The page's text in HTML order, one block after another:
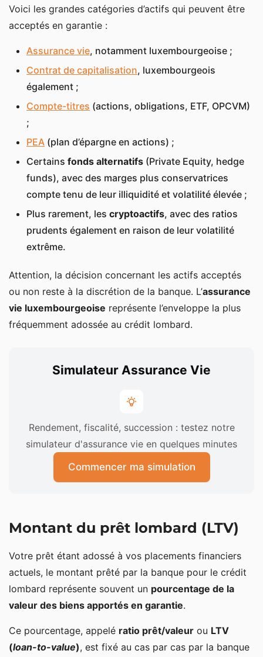
Voici les grandes catégories d’actifs qui peuvent être
acceptés en garantie :
Assurance vie, notamment luxembourgeoise ;
Contrat de capitalisation, luxembourgeois
également ;
Compte-titres (actions, obligations, ETF, OPCVM)
;
PEA (plan d’épargne en actions) ;
Certains fonds alternatifs (Private Equity, hedge
funds), avec des marges plus conservatrices
compte tenu de leur illiquidité et volatilité élevée ;
Plus rarement, les cryptoactifs, avec des ratios
prudents également en raison de leur volatilité
extrême.
Attention, la décision concernant les actifs acceptés
ou non reste à la discrétion de la banque. L’assurance
vie luxembourgeoise représente l’enveloppe la plus
fréquemment adossée au crédit lombard.
Simulateur Assurance Vie
Rendement, fiscalité, succession : testez notre
simulateur d'assurance vie en quelques minutes
Commencer ma simulation
Montant du prêt lombard (LTV)
Votre prêt étant adossé à vos placements financiers
actuels, le montant prêté par la banque pour le crédit
lombard représente souvent un pourcentage de la
valeur des biens apportés en garantie.
Ce pourcentage, appelé ratio prêt/valeur ou LTV
(loan-to-value), est fixé au cas par cas par la banque